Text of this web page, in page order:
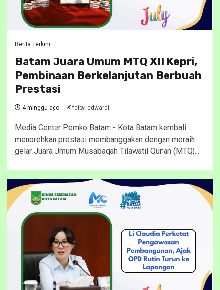
Berita Terkini
Batam Juara Umum MTQ XII Kepri,
Pembinaan Berkelanjutan Berbuah
Prestasi
4 minggu ago feiby_edwardi
Media Center Pemko Batam - Kota Batam kembali
menorehkan prestasi membanggakan dengan meraih
gelar Juara Umum Musabaqah Tilawatil Qur’an (MTQ)...